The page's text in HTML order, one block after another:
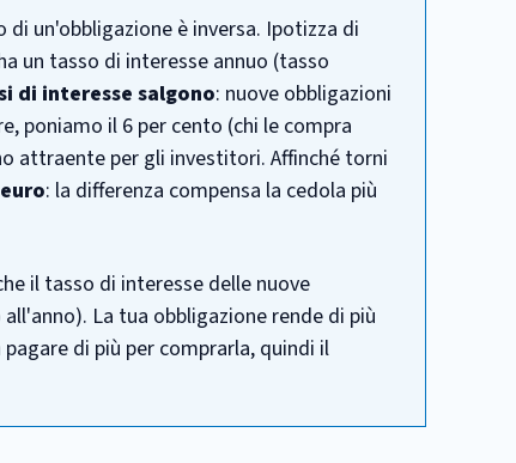
un'obbligazione è inversa. Ipotizza di
un tasso di interesse annuo (tasso
di interesse salgono: nuove obbligazioni
poniamo il 6 per cento (chi le compra
attraente per gli investitori. Affinché torni
: la differenza compensa la cedola più
il tasso di interesse delle nuove
La tua obbligazione rende di più
di più per comprarla, quindi il